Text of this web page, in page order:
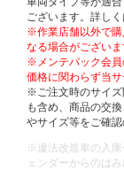
ございます。詳し
※作業店舗以外で購
なる場合がござい
※メンテパック会員
価格に関わらず当サ
※ご注文時のサイズ
も含め、商品の交
やサイズ等をご確
※違法改造車の入庫
ェンダーからのは